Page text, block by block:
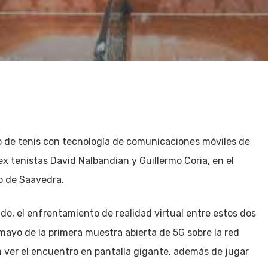
tenis con tecnología de comunicaciones móviles de
tenistas David Nalbandian y Guillermo Coria, en el
de Saavedra.
el enfrentamiento de realidad virtual entre estos dos
de la primera muestra abierta de 5G sobre la red
el encuentro en pantalla gigante, además de jugar